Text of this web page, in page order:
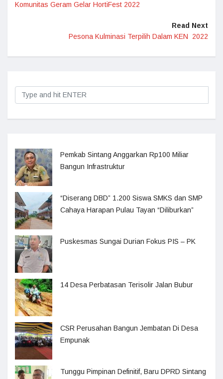
Komunitas Geram Gelar HortiFest 2022
Read Next
Pesona Kulminasi Terpilih Dalam KEN 2022
Pemkab Sintang Anggarkan Rp100 Miliar
Bangun Infrastruktur
“Diserang DBD” 1.200 Siswa SMKS dan SMP
Cahaya Harapan Pulau Tayan “Diliburkan”
Puskesmas Sungai Durian Fokus PIS – PK
14 Desa Perbatasan Terisolir Jalan Bubur
CSR Perusahan Bangun Jembatan Di Desa
Empunak
Tunggu Pimpinan Definitif, Baru DPRD Sintang